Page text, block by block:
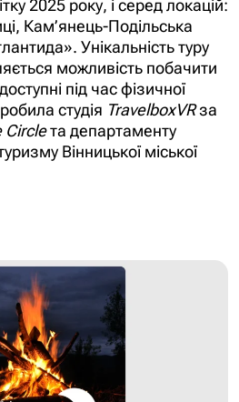
2025 року, і серед локацій:
Кам’янець-Подільська
Унікальність туру
можливість побачити
під час фізичної
студія TravelboxVRза
Circleта департаменту
Вінницької міської